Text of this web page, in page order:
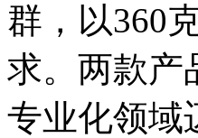
群，以360
求。两款产
专业化领域